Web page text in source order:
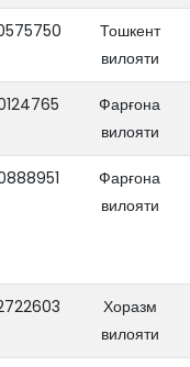
Тошкент
вилояти
Фарғона
вилояти
Фарғона
вилояти
Хоразм
вилояти